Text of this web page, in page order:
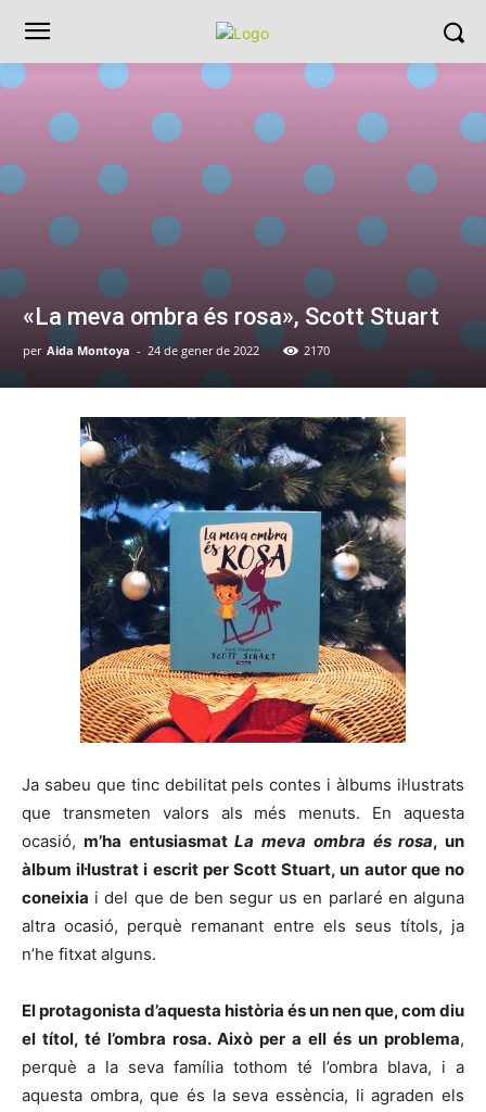
«La meva ombra és rosa», Scott Stuart
per Aida Montoya - 24 de gener de 2022 2170
Ja sabeu que tinc debilitat pels contes i àlbums il·lustrats
que transmeten valors als més menuts. En aquesta
ocasió, m’ha entusiasmatLa meva ombra és rosa, un
àlbum il·lustrat i escrit per Scott Stuart, un autor que no
coneixia i del que de ben segur us en parlaré en alguna
altra ocasió, perquè remanant entre els seus títols, ja
n’he fitxat alguns.
El protagonista d’aquesta història és un nen que, com diu
el títol, té l’ombra rosa. Això per a ell és un problema,
perquè a la seva família tothom té l’ombra blava, i a
aquesta ombra, que és la seva essència, li agraden els